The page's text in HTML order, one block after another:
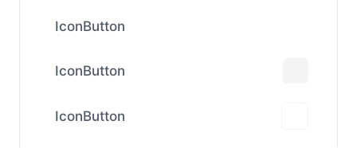
IconButton
IconButton
IconButton